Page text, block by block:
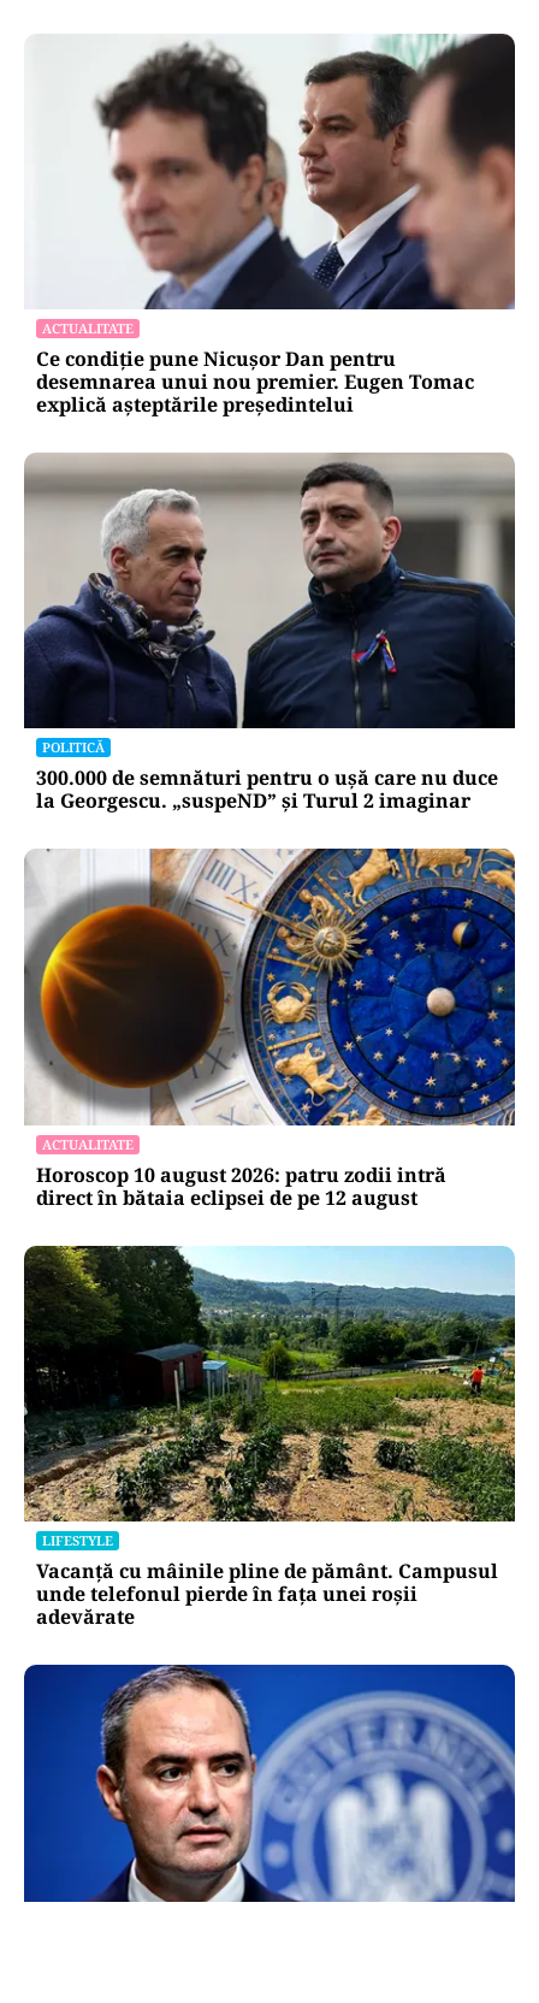
ACTUALITATE
Ce condiție pune Nicușor Dan pentru
desemnarea unui nou premier. Eugen Tomac
explică așteptările președintelui
POLITICĂ
300.000 de semnături pentru o ușă care nu duce
la Georgescu. „suspeND” și Turul 2 imaginar
ACTUALITATE
Horoscop 10 august 2026: patru zodii intră
direct în bătaia eclipsei de pe 12 august
LIFESTYLE
Vacanță cu mâinile pline de pământ. Campusul
unde telefonul pierde în fața unei roșii
adevărate